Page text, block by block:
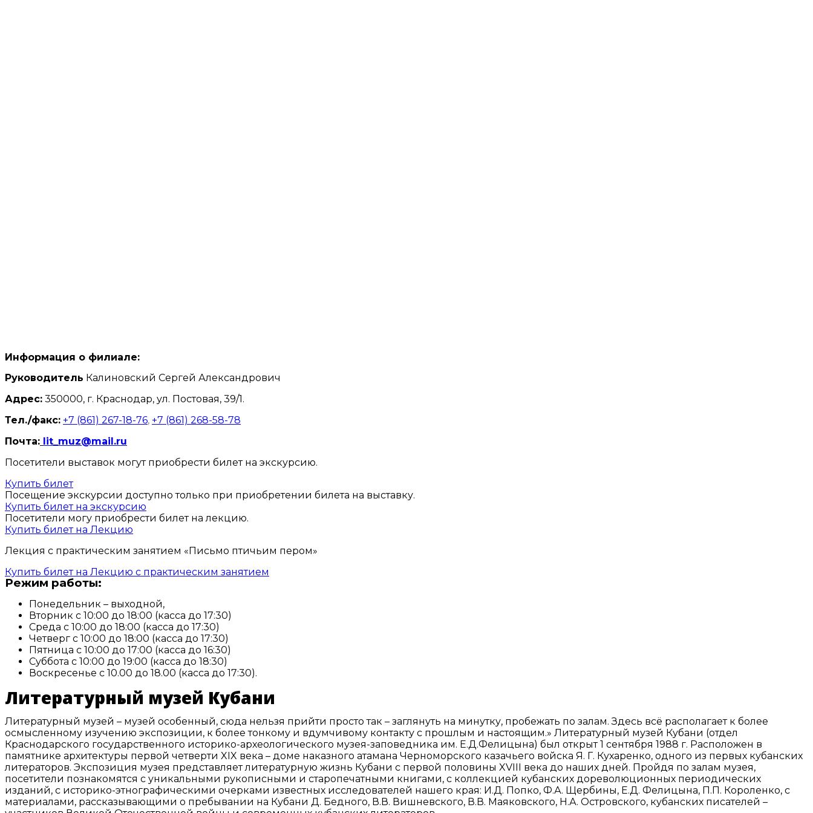
Информация о филиале:
Руководитель Калиновский Сергей Александрович
Адрес: 350000, г. Краснодар, ул. Постовая, 39/1.
Тел./факс: +7 (861) 267-18-76, +7 (861) 268-58-78
Почта: lit_muz@mail.ru
Посетители выставок могут приобрести билет на экскурсию.
Купить билет
Посещение экскурсии доступно только при приобретении билета на выставку.
Купить билет на экскурсию
Посетители могу приобрести билет на лекцию.
Купить билет на Лекцию
Лекция с практическим занятием «Письмо птичьим пером»
Купить билет на Лекцию с практическим занятием
Режим работы:
Понедельник – выходной,
Вторник с 10:00 до 18:00 (касса до 17:30)
Среда с 10:00 до 18:00 (касса до 17:30)
Четверг с 10:00 до 18:00 (касса до 17:30)
Пятница с 10:00 до 17:00 (касса до 16:30)
Суббота с 10:00 до 19:00 (касса до 18:30)
Воскресенье с 10.00 до 18.00 (касса до 17:30).
Литературный музей Кубани
Литературный музей – музей особенный, сюда нельзя прийти просто так – заглянуть на минутку, пробежать по залам. Здесь всё располагает к более
осмысленному изучению экспозиции, к более тонкому и вдумчивому контакту с прошлым и настоящим.» Литературный музей Кубани (отдел
Краснодарского государственного историко-археологического музея-заповедника им. Е.Д.Фелицына) был открыт 1 сентября 1988 г. Расположен в
памятнике архитектуры первой четверти XIX века – доме наказного атамана Черноморского казачьего войска Я. Г. Кухаренко, одного из первых кубанских
литераторов. Экспозиция музея представляет литературную жизнь Кубани с первой половины XVIII века до наших дней. Пройдя по залам музея,
посетители познакомятся с уникальными рукописными и старопечатными книгами, с коллекцией кубанских дореволюционных периодических
изданий, с историко-этнографическими очерками известных исследователей нашего края: И.Д. Попко, Ф.А. Щербины, Е.Д. Фелицына, П.П. Короленко, с
материалами, рассказывающими о пребывании на Кубани Д. Бедного, В.В. Вишневского, В.В. Маяковского, Н.А. Островского, кубанских писателей –